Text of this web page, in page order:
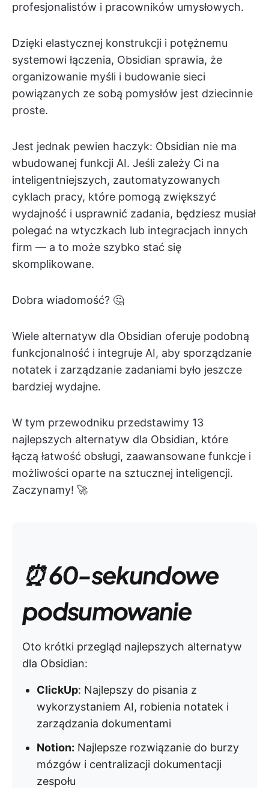
profesjonalistów i pracowników umysłowych.
Dzięki elastycznej konstrukcji i potężnemu
systemowi łączenia, Obsidian sprawia, że
organizowanie myśli i budowanie sieci
powiązanych ze sobą pomysłów jest dziecinnie
proste.
Jest jednak pewien haczyk: Obsidian nie ma
wbudowanej funkcji AI. Jeśli zależy Ci na
inteligentniejszych, zautomatyzowanych
cyklach pracy, które pomogą zwiększyć
wydajność i usprawnić zadania, będziesz musiał
polegać na wtyczkach lub integracjach innych
firm — a to może szybko stać się
skomplikowane.
Dobra wiadomość? 🤔
Wiele alternatyw dla Obsidian oferuje podobną
funkcjonalność i integruje AI, aby sporządzanie
notatek i zarządzanie zadaniami było jeszcze
bardziej wydajne.
W tym przewodniku przedstawimy 13
najlepszych alternatyw dla Obsidian, które
łączą łatwość obsługi, zaawansowane funkcje i
możliwości oparte na sztucznej inteligencji.
Zaczynamy! 🚀
⏰ 60-sekundowe
podsumowanie
Oto krótki przegląd najlepszych alternatyw
dla Obsidian:
ClickUp: Najlepszy do pisania z
wykorzystaniem AI, robienia notatek i
zarządzania dokumentami
Notion: Najlepsze rozwiązanie do burzy
mózgów i centralizacji dokumentacji
zespołu